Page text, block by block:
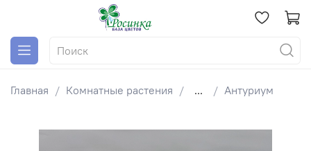
Главная Комнатные растения ... Антуриум